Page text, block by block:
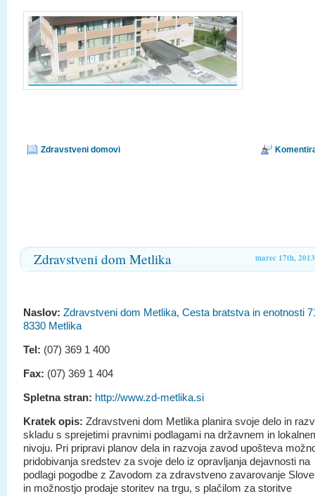
Zdravstveni domovi
marec 17th, 2013
Zdravstveni dom Metlika
Naslov: Zdravstveni dom Metlika, Cesta bratstva in enotnosti
8330 Metlika
Tel: (07) 369 1 400
Fax: (07) 369 1 404
Spletna stran: http://www.zd-metlika.si
Kratek opis: Zdravstveni dom Metlika planira svoje delo in
skladu s sprejetimi pravnimi podlagami na državnem in
nivoju. Pri pripravi planov dela in razvoja zavod upošteva
pridobivanja sredstev za svoje delo iz opravljanja dejavnosti na
podlagi pogodbe z Zavodom za zdravstveno zavarovanje
in možnostjo prodaje storitev na trgu, s plačilom za storitve